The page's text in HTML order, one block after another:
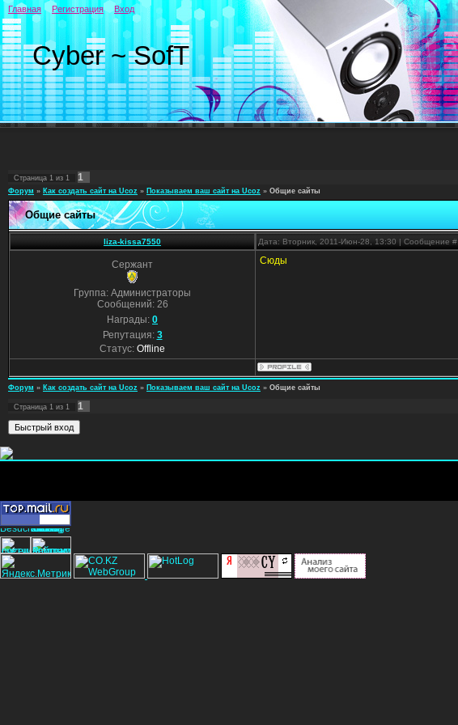
Cyber ~ SofT
Главная Регистрация Вход
Страница 1 из 1 1
Форум » Как создать сайт на Ucoz » Показываем ваш сайт на Ucoz » Общие сайты
Общие сайты
liza-kissa7550 Дата: Вторник, 2011-Июн-28, 13:30 | Сообщение #
Сержант
Группа: Администраторы
Сообщений: 26
Награды: 0
Репутация: 3
Статус: Offline
Сюды
Форум » Как создать сайт на Ucoz » Показываем ваш сайт на Ucoz » Общие сайты
Страница 1 из 1
1